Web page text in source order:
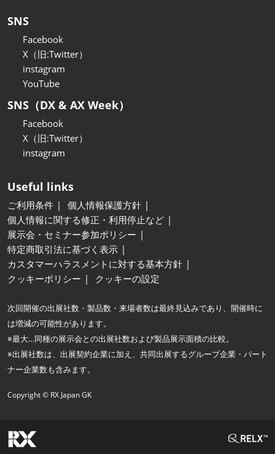
SNS
Facebook
X（旧:Twitter）
instagram
YouTube
SNS（DX & AX Week）
Facebook
X（旧:Twitter）
instagram
Useful links
ご利用条件
個人情報保護方針
個人情報に関する修正・利用停止など
展示会・セミナー参加ポリシー
特定商取引法に基づく表示
カスタマーハラスメントに対する基本方針
クッキーポリシー
クッキーの設定
次回開催の出展社数・製品数・来場者数は最終見込みであり、開催時に
は増減の可能性があります。
※最大…同種の展示会との出展社数および製品展示面積の比較。
※出展社数は、出展契約企業に加え、共同出展するグループ企業・パート
ナー企業数も含みます。
Copyright © RX Japan GK